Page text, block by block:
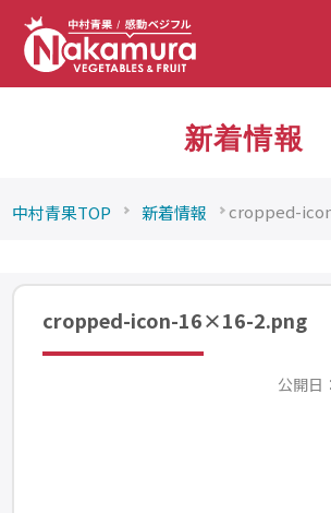
新着情報
中村青果TOP 新着情報 cropped-
cropped-icon-16×16-2.png
公開日